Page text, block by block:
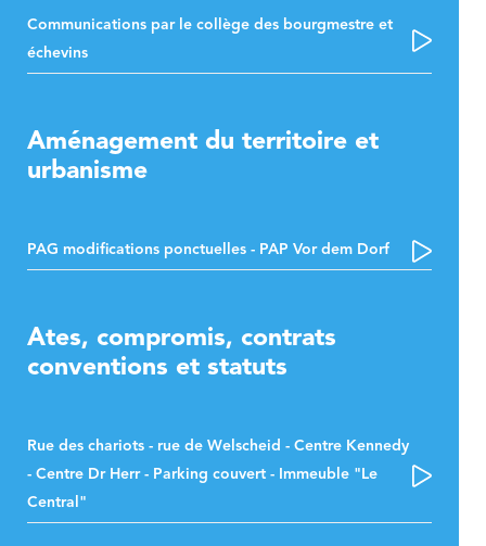
Communications par le collège des bourgmestre et
échevins
Aménagement du territoire et
urbanisme
PAG modifications ponctuelles - PAP Vor dem Dorf
Ates, compromis, contrats
conventions et statuts
Rue des chariots - rue de Welscheid - Centre Kennedy
- Centre Dr Herr - Parking couvert - Immeuble "Le
Central"